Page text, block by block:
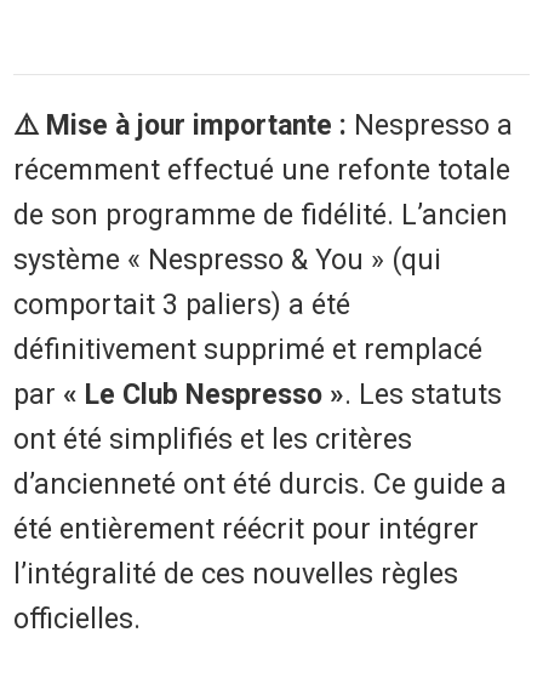
⚠️ Mise à jour importante : Nespresso a
récemment effectué une refonte totale
de son programme de fidélité. L’ancien
système « Nespresso & You » (qui
comportait 3 paliers) a été
définitivement supprimé et remplacé
par « Le Club Nespresso ». Les statuts
ont été simplifiés et les critères
d’ancienneté ont été durcis. Ce guide a
été entièrement réécrit pour intégrer
l’intégralité de ces nouvelles règles
officielles.